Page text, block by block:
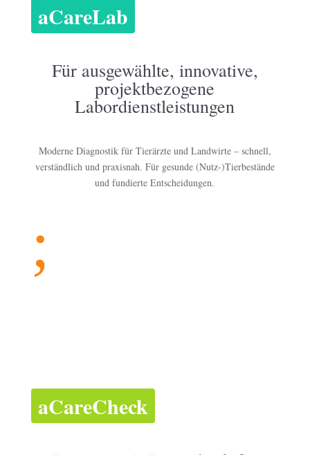
aCareLab
Für ausgewählte, innovative,
projektbezogene
Labordienstleistungen
Moderne Diagnostik für Tierärzte und Landwirte – schnell,
verständlich und praxisnah. Für gesunde (Nutz-)Tierbestände
und fundierte Entscheidungen.
;
aCareCheck